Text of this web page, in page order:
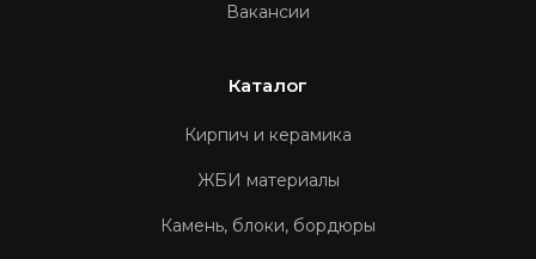
Вакансии
Каталог
Кирпич и керамика
ЖБИ материалы
Камень, блоки, бордюры